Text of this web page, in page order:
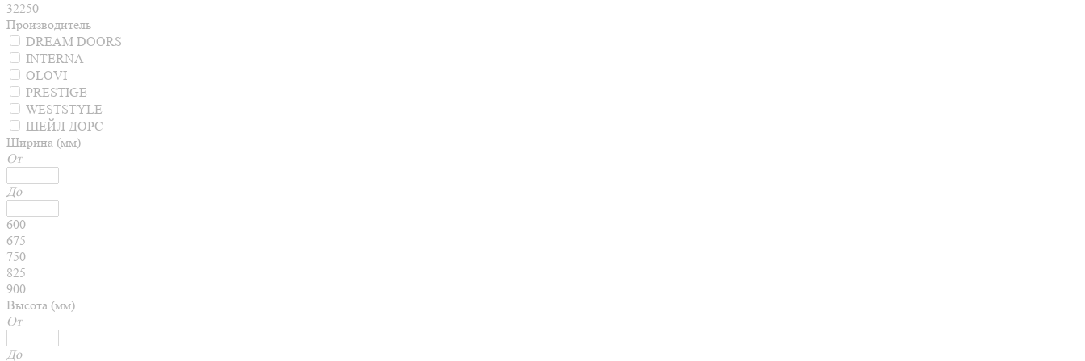
32250
Производитель
DREAM DOORS
INTERNA
OLOVI
PRESTIGE
WESTSTYLE
ШЕЙЛ ДОРС
Ширина (мм)
От
До
600
675
750
825
900
Высота (мм)
От
До